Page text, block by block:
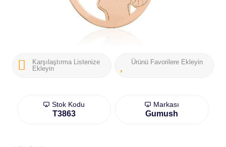
Karşılaştırma Listenize
Ekleyin
Ürünü Favorilere Ekleyin
Stok Kodu
T3863
Markası
Gumush